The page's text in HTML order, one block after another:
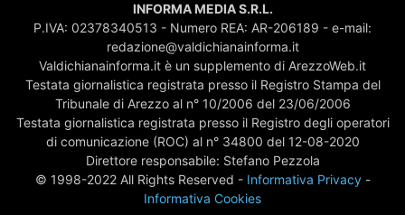
INFORMA MEDIA S.R.L.
P.IVA: 02378340513 - Numero REA: AR-206189 - e-mail:
redazione@valdichianainforma.it
Valdichianainforma.it è un supplemento di ArezzoWeb.it
Testata giornalistica registrata presso il Registro Stampa del
Tribunale di Arezzo al n° 10/2006 del 23/06/2006
Testata giornalistica registrata presso il Registro degli operatori
di comunicazione (ROC) al n° 34800 del 12-08-2020
Direttore responsabile: Stefano Pezzola
© 1998-2022 All Rights Reserved - Informativa Privacy-
Informativa Cookies